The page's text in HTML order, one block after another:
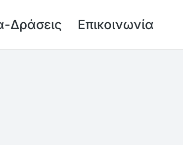
Δράσεις Επικοινωνία